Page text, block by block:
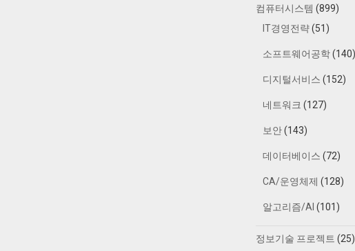
컴퓨터시스템 (899)
IT경영전략(51)
소프트웨어공학(140)
디지털서비스 (152)
네트워크 (127)
보안(143)
데이터베이스 (72)
CA/운영체제 (128)
알고리즘/AI (101)
정보기술 프로젝트 (25)